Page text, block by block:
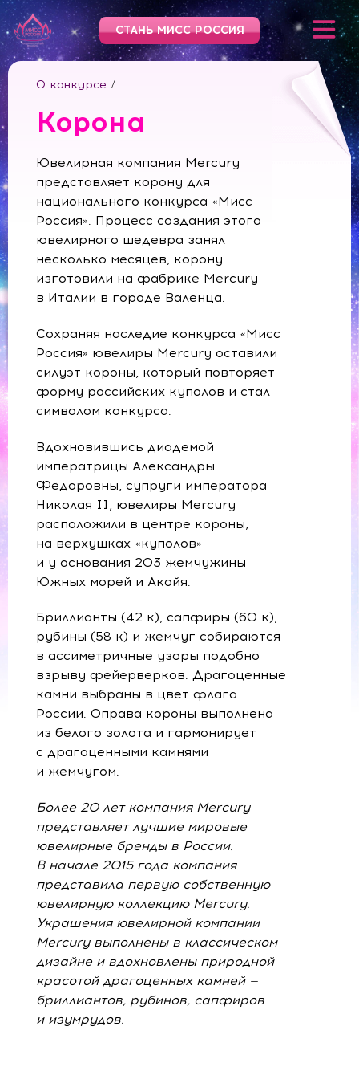
СТАНЬ МИСС РОССИЯ
О конкурсе /
Корона
Ювелирная компания Mercury
представляет корону для
национального конкурса «Мисс
Россия». Процесс создания этого
ювелирного шедевра занял
несколько месяцев, корону
изготовили на фабрике Mercury
в Италии в городе Валенца.
Сохраняя наследие конкурса «Мисс
Россия» ювелиры Mercury оставили
силуэт короны, который повторяет
форму российских куполов и стал
символом конкурса.
Вдохновившись диадемой
императрицы Александры
Фёдоровны, супруги императора
Николая II, ювелиры Mercury
расположили в центре короны,
на верхушках «куполов»
и у основания 203 жемчужины
Южных морей и Акойя.
Бриллианты (42 к), сапфиры (60 к),
рубины (58 к) и жемчуг собираются
в ассиметричные узоры подобно
взрыву фейерверков. Драгоценные
камни выбраны в цвет флага
России. Оправа короны выполнена
из белого золота и гармонирует
с драгоценными камнями
и жемчугом.
Более 20 лет компания Mercury
представляет лучшие мировые
ювелирные бренды в России.
В начале 2015 года компания
представила первую собственную
ювелирную коллекцию Mercury.
Украшения ювелирной компании
Mercury выполнены в классическом
дизайне и вдохновлены природной
красотой драгоценных камней —
бриллиантов, рубинов, сапфиров
и изумрудов.